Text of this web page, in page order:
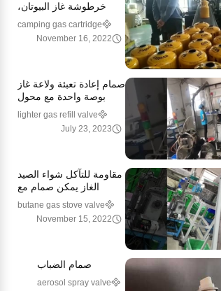
خرطوشة غاز البيوتان،
camping gas cartridge
November 16, 2022
صمام إعادة تعبئة ولاعة غاز
بوصة واحدة مع محول
lighter gas refill valve
July 23, 2023
مقاومة للتآكل شواء الصيد
الغاز يمكن صمام مع
الفولاذ المقاوم للصدأ الربيع
butane gas stove valve
November 15, 2022
صمام الضباب
aerosol spray valve